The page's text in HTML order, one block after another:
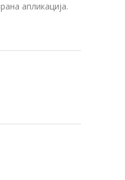
апликација.